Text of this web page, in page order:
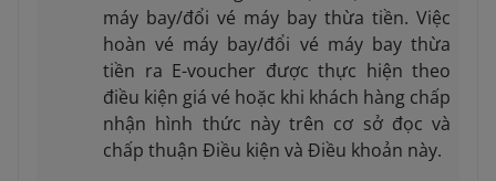
máy bay/đổi vé máy bay thừa tiền. Việc
hoàn vé máy bay/đổi vé máy bay thừa
tiền ra E-voucher được thực hiện theo
điều kiện giá vé hoặc khi khách hàng chấp
nhận hình thức này trên cơ sở đọc và
chấp thuận Điều kiện và Điều khoản này.